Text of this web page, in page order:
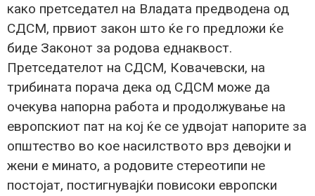
како претседател на Владата предводена од
СДСМ, првиот закон што ќе го предложи ќе
биде Законот за родова еднаквост.
Претседателот на СДСМ, Ковачевски, на
трибината порача дека од СДСМ може да
очекува напорна работа и продолжување на
европскиот пат на кој ќе се удвојат напорите за
општество во кое насилството врз девојки и
жени е минато, а родовите стереотипи не
постојат, постигнувајќи повисоки европски